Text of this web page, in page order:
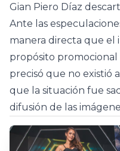
Gian Piero Díaz
Ante las
manera directa que el
propósito
precisó que no existió
que la situación fue
difusión de las